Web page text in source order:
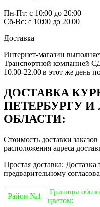
Пн-Пт: с 10:00 до 20:00
Сб-Вс: с 10:00 до 20:00
Доставка
Интернет-магазин
Транспортной компанией
10.00-22.00 в этот же день
ДОСТАВКА
ПЕТЕРБУРГУ
ОБЛАСТИ:
Стоимость доставки
расположения адреса
Простая доставка: Доставка
предварительному
Район №1
Границы
цветом: